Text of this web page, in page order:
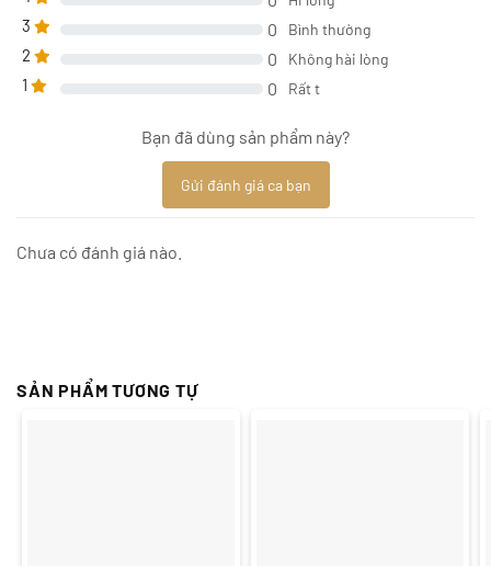
3 0 Bình thường
2 0 Không hài lòng
1 0 Rất t
Bạn đã dùng sản phẩm này?
Gửi đánh giá ca bạn
Chưa có đánh giá nào.
SẢN PHẨM TƯƠNG TỰ